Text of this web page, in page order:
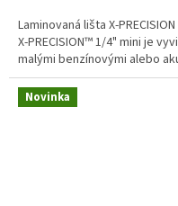
Laminovaná lišta X-
X-PRECISION™ 1/4" mini je
malými benzínovými alebo
Novinka